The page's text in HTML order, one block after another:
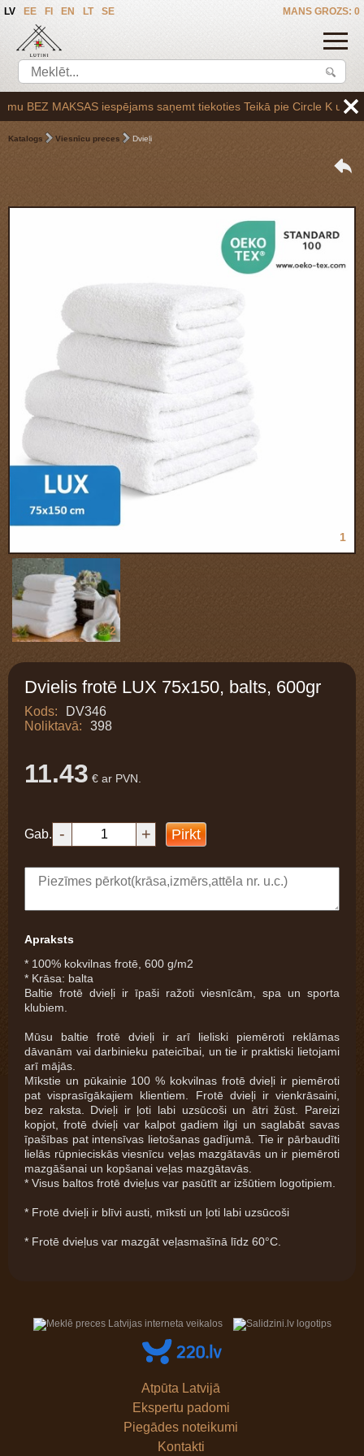
MANS GROZS: 0
LV EE FI EN LT SE
BEZ MAKSAS iespējams saņemt tiekoties Teikā pie Circle K
Katalogs Viesnīcu preces Dvieļi
1
2
Dvielis frotē LUX 75x150, balts, 600gr
Kods:
DV346
Noliktavā:
398
11.43 € ar PVN.
Gab. - + Pirkt
Apraksts
* 100% kokvilnas frotē, 600 g/m2
* Krāsa: balta
Baltie frotē dvieļi ir īpaši ražoti viesnīcām, spa un sporta
klubiem.
Mūsu baltie frotē dvieļi ir arī lieliski piemēroti reklāmas
dāvanām vai darbinieku pateicībai, un tie ir praktiski lietojami
arī mājās.
Mīkstie un pūkainie 100 % kokvilnas frotē dvieļi ir piemēroti
pat visprasīgākajiem klientiem. Frotē dvieļi ir vienkrāsaini,
bez raksta. Dvieļi ir ļoti labi uzsūcoši un ātri žūst. Pareizi
kopjot, frotē dvieļi var kalpot gadiem ilgi un saglabāt savas
īpašības pat intensīvas lietošanas gadījumā. Tie ir pārbaudīti
lielās rūpnieciskās viesnīcu veļas mazgātavās un ir piemēroti
mazgāšanai un kopšanai veļas mazgātavās.
* Visus baltos frotē dvieļus var pasūtīt ar izšūtiem logotipiem.
* Frotē dvieļi ir blīvi austi, mīksti un ļoti labi uzsūcoši
* Frotē dvieļus var mazgāt veļasmašīnā līdz 60°C.
Atpūta Latvijā
Ekspertu padomi
Piegādes noteikumi
Kontakti